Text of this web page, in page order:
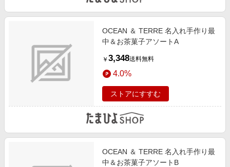
OCEAN ＆ TERRE 名入れ手作り最
中＆お茶菓子アソートA
￥ 3,348送料無料
4.0%
ストアにすすむ
OCEAN ＆ TERRE 名入れ手作り最
中＆お茶菓子アソートB